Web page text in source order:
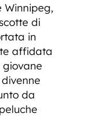
Winnipeg,
di
in
affidata
giovane
divenne
da